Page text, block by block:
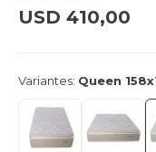
USD 410,00
Variantes: Queen